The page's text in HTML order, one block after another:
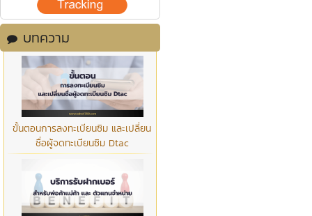
บทความ
ขั้นตอนการลงทะเบียนซิม และเปลี่ยน
ชื่อผู้จดทะเบียนซิม Dtac